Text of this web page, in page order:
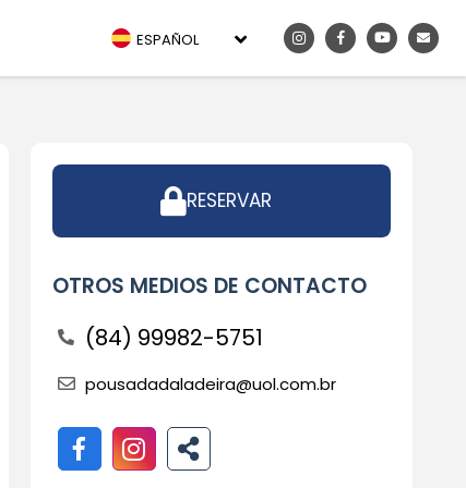
ESPAÑOL
RESERVAR
OTROS MEDIOS DE CONTACTO
(84) 99982-5751
pousadadaladeira@uol.com.br